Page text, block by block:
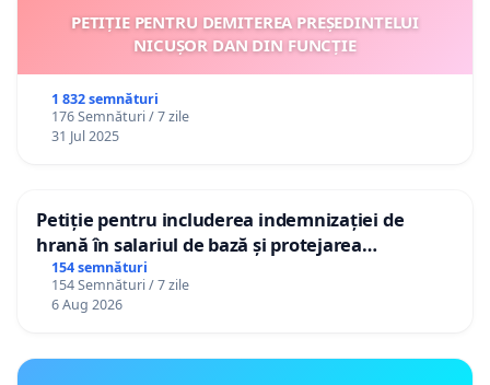
PETIȚIE PENTRU DEMITEREA PREȘEDINTELUI
NICUȘOR DAN DIN FUNCȚIE
1 832 semnături
176 Semnături / 7 zile
31 Jul 2025
Petiție pentru includerea indemnizației de
hrană în salariul de bază și protejarea
gradațiilor de vechime pentru asistenții
personali
154 semnături
154 Semnături / 7 zile
6 Aug 2026